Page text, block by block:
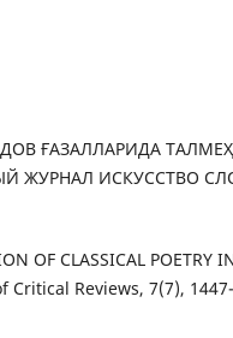
ҒАЗАЛЛАРИДА ТАЛМЕҲ
ЖУРНАЛ ИСКУССТВО
OF CLASSICAL POETRY
Critical Reviews, 7(7), 1447-